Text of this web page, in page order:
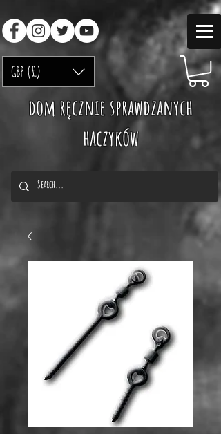
GBP (£)
dom ręcznie sprawdzanych
haczyków